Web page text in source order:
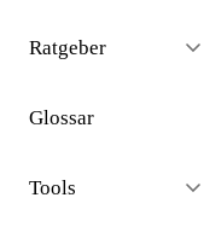
Ratgeber
Glossar
Tools